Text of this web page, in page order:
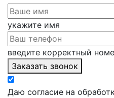
укажите имя
введите корректный
Заказать звонок
Даю согласие на